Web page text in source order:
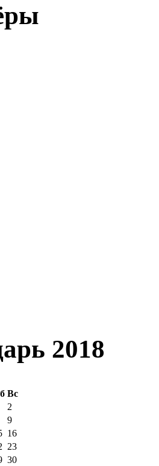
2018
Вс
2
9
16
23
30